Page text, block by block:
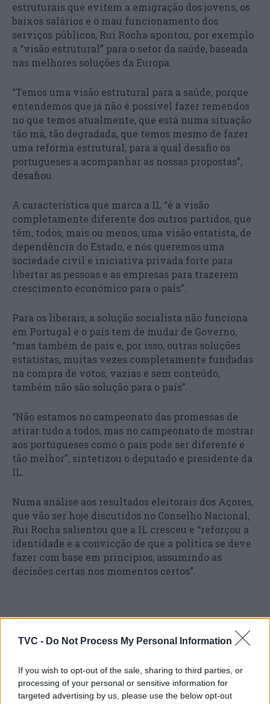
TVC - Do Not Process My Personal Information
If you wish to opt-out of the sale, sharing to third parties, or
processing of your personal or sensitive information for
targeted advertising by us, please use the below opt-out
estruturais que evitem a emigração dos jovens, os
baixos salários e o mau funcionamento dos
serviços públicos, Rui Rocha apontou, por exemplo
a “visão estrutural” para o setor da saúde, baseada
nas melhores soluções da Europa.
“Temos uma visão estrutural para a saúde, porque
entendemos que já não é possível fazer remendos
no que temos atualmente, que está numa situação
tão má, tão degradada, que temos mesmo de fazer
uma reforma estrutural, para a qual desafio os
portugueses a acompanhar as nossas propostas”,
desafiou.
A característica que marca a IL “é a visão
completamente diferente dos outros partidos, que
têm, todos, mais ou menos, uma visão estatista, de
dependência do Estado, e nós queremos uma
sociedade civil e iniciativa privada forte para
libertar as pessoas e as empresas para trazerem
crescimento económico para o país”.
Para os liberais, a solução socialista não funciona
em Portugal e o país tem de mudar de Governo,
“mas também de país e, por isso, outras soluções
estatistas, muitas vezes completamente fundadas
na compra de votos, vazias e sem conteúdo,
também não são solução para o país”.
“Não estamos no campeonato das promessas de
atirar tudo a todos, mas no campeonato de mostrar
aos portugueses como o país pode ser diferente e
tão melhor”, sintetizou o deputado e presidente da
IL.
Numa análise aos resultados eleitorais dos Açores,
que vão ser hoje discutidos no Conselho Nacional,
Rui Rocha salientou que a IL cresceu e “reforçou a
identidade e a convicção de que a política se deve
fazer com base em princípios, assumindo as
decisões certas nos momentos certos”.